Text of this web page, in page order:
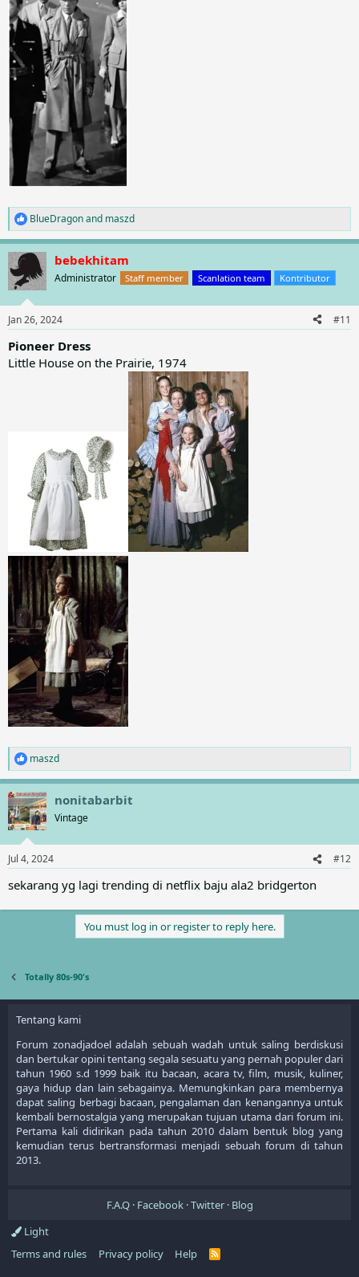
R
e
a
c
t
i
s
:
BlueDragonand maszd
bebekhitam
Administrator Staff member Scanlation team Kontributor
Jan 26, 2024 #11
Pioneer Dress
Little House on the Prairie, 1974
R
e
a
c
t
i
n
s
maszd
nonitabarbit
Vintage
Jul 4, 2024 #12
sekarang yg lagi trending di netflix baju ala2 bridgerton
You must log in or register to reply here.
Totally 80s-90's
Tentang kami
Forum zonadjadoel adalah sebuah wadah untuk saling berdiskusi
dan bertukar opini tentang segala sesuatu yang pernah populer dari
tahun 1960 s.d 1999 baik itu bacaan, acara tv, film, musik, kuliner,
gaya hidup dan lain sebagainya. Memungkinkan para membernya
dapat saling berbagi bacaan, pengalaman dan kenangannya untuk
kembali bernostalgia yang merupakan tujuan utama dari forum ini.
Pertama kali didirikan pada tahun 2010 dalam bentuk blog yang
kemudian terus bertransformasi menjadi sebuah forum di tahun
2013.
F.A.Q Facebook Twitter Blog
Light
Terms and rules
Privacy policy Help
R